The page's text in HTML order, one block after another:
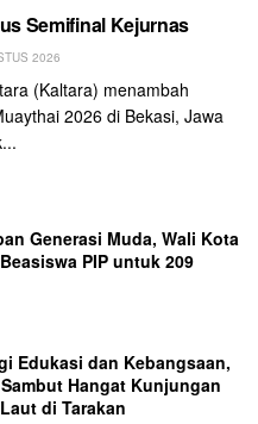
Semifinal Kejurnas
2026
(Kaltara) menambah
2026 di Bekasi, Jawa
Generasi Muda, Wali Kota
PIP untuk 209
Edukasi dan Kebangsaan,
Hangat Kunjungan
di Tarakan